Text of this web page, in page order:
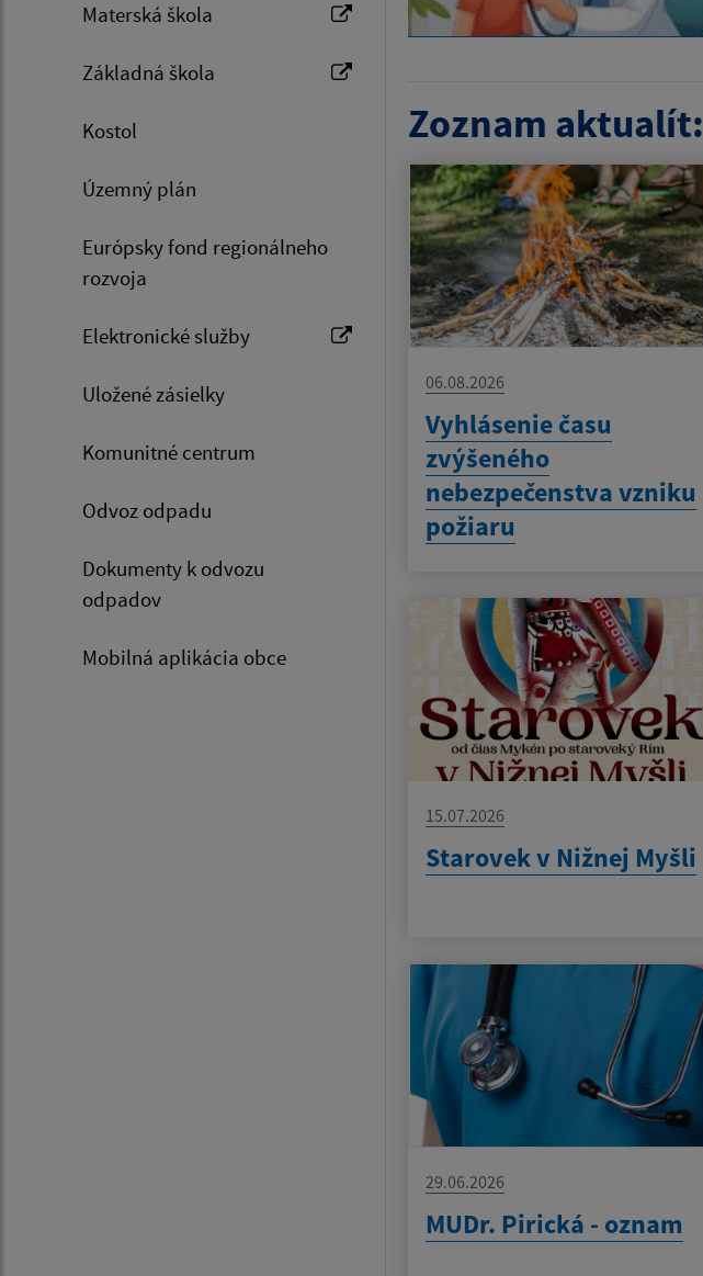
Materská škola
Základná škola
Kostol
Územný plán
Európsky fond regionálneho
rozvoja
Elektronické služby
Uložené zásielky
Komunitné centrum
Odvoz odpadu
Dokumenty k odvozu
odpadov
Mobilná aplikácia obce
Zoznam aktualít:
06.08.2026
Vyhlásenie času
zvýšeného
nebezpečenstva vzniku
požiaru
15.07.2026
Starovek v Nižnej Myšli
29.06.2026
MUDr. Pirická - oznam